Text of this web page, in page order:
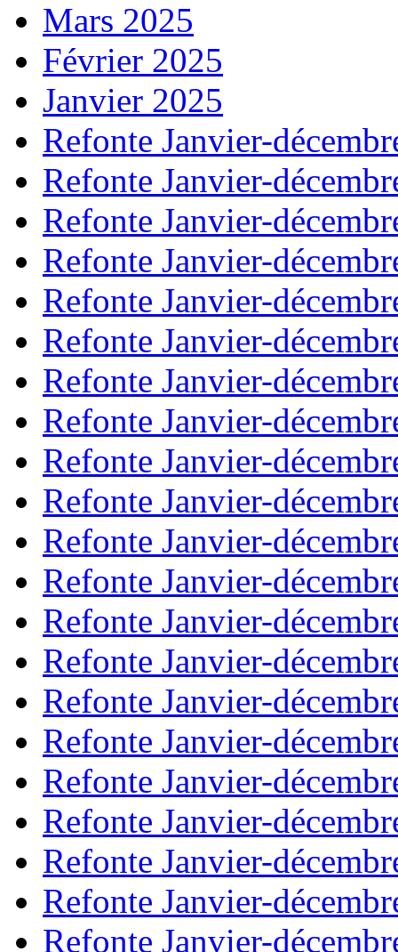
Mars 2025
Février 2025
Janvier 2025
Refonte Janvier-
Refonte Janvier-
Refonte Janvier-
Refonte Janvier-
Refonte Janvier-
Refonte Janvier-
Refonte Janvier-
Refonte Janvier-
Refonte Janvier-
Refonte Janvier-
Refonte Janvier-
Refonte Janvier-
Refonte Janvier-
Refonte Janvier-
Refonte Janvier-
Refonte Janvier-
Refonte Janvier-
Refonte Janvier-
Refonte Janvier-
Refonte Janvier-
Refonte Janvier-